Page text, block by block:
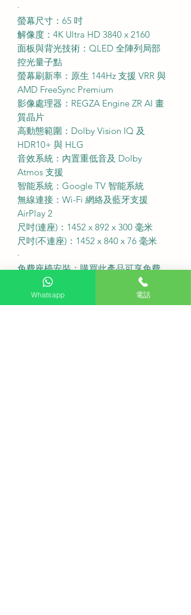
·
螢幕尺寸：65 吋
解像度：4K Ultra HD 3840 x 2160
面板與背光技術：QLED 全陣列局部
控光量子點
螢幕刷新率：原生 144Hz 支援 VRR 與
AMD FreeSync Premium
影像處理器：REGZA Engine ZR AI 畫
質晶片
高動態範圍：Dolby Vision IQ 及
HDR10+ 與 HLG
音效系統：內置重低音及 Dolby
Atmos 支援
智能系統：Google TV 智能系統
無線連接：Wi-Fi 網絡及藍牙支援
AirPlay 2
尺吋(連座)：1452 x 892 x 300 毫米
尺吋(不連座)：1452 x 840 x 76 毫米
·
免費座檯安裝：購買此產品可享免費
座檯安裝服務
送貨費用：不收費 (偏遠地區或需額外
Whatsapp 電話